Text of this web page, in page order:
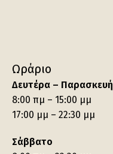
Ωράριο
Δευτέρα – Παρασκευή
8:00 πμ – 15:00 μμ
17:00 μμ – 22:30 μμ
Σάββατο